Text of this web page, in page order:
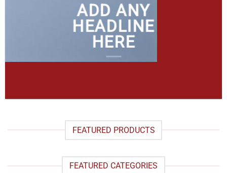
ADD ANY
HEADLINE
HERE
FEATURED PRODUCTS
FEATURED CATEGORIES